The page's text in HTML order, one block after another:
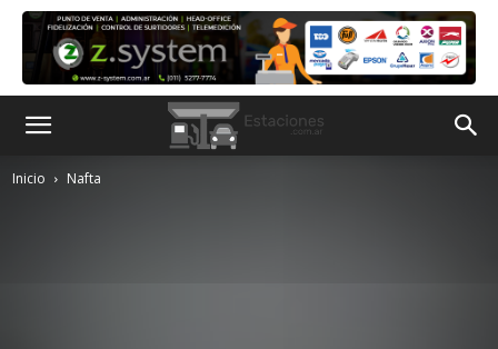
Inicio Nafta